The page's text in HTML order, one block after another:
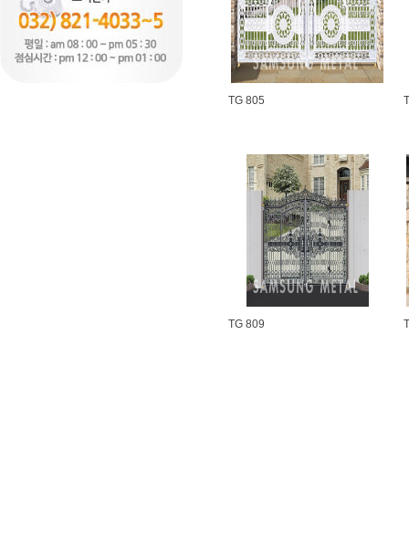
TG 805
TG 809